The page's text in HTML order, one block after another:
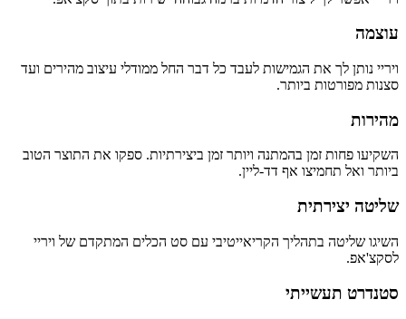
עוצמה
ויריי נותן לך את הגמישות לעבד כל דבר החל ממודלי עיצוב מהירים ועד
סצנות מפורטות ביותר.
מהירות
השקיעו פחות זמן בהמתנה ויותר זמן ביצירתיות. ספקו את התוצר הטוב
ביותר ואל תחמיצו אף דד-ליין.
שליטה יצירתית
השיגו שליטה בתהליך הקריאייטיבי עם סט הכלים המתקדם של ויריי
לסקצ'אפ.
סטנדרט תעשייתי